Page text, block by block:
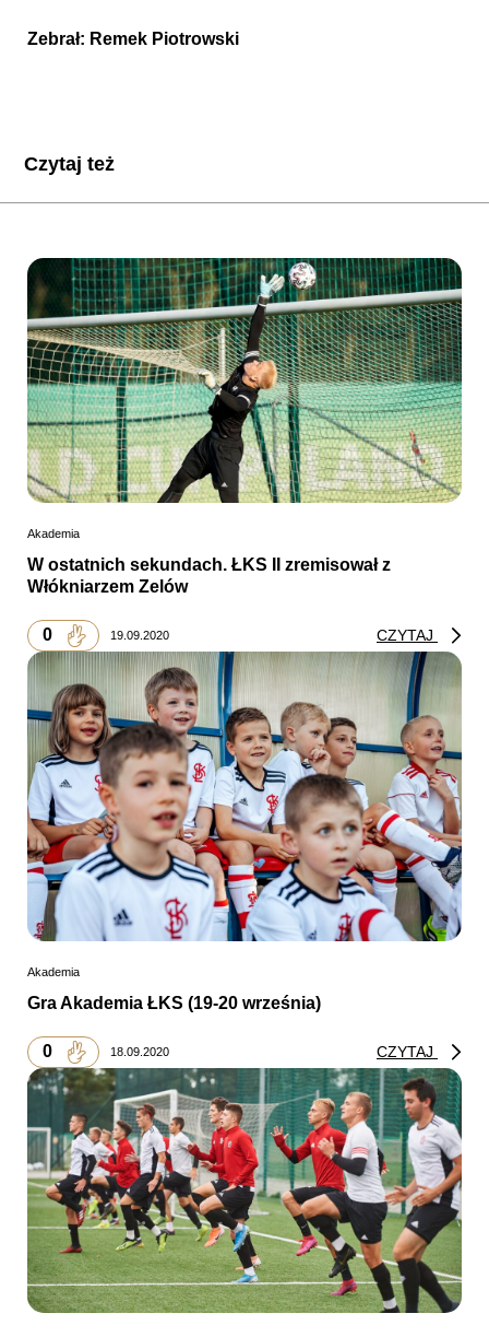
Zebrał: Remek Piotrowski
Czytaj też
Akademia
W ostatnich sekundach. ŁKS II zremisował z
Włókniarzem Zelów
0 19.09.2020 CZYTAJ
Akademia
Gra Akademia ŁKS (19-20 września)
0 18.09.2020 CZYTAJ